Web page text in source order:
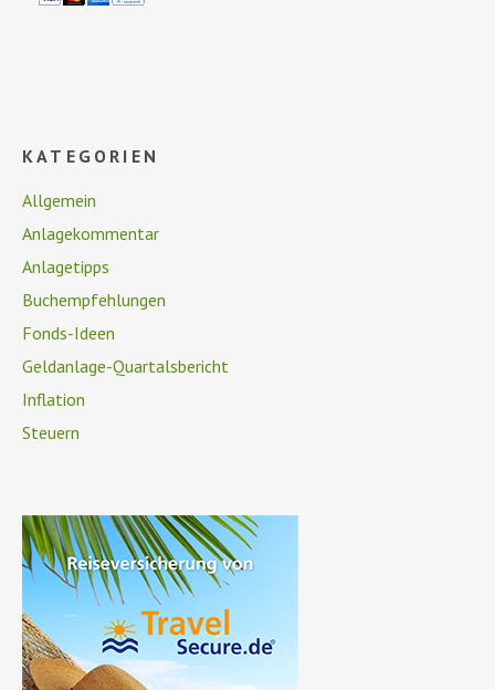
KATEGORIEN
Allgemein
Anlagekommentar
Anlagetipps
Buchempfehlungen
Fonds-Ideen
Geldanlage-Quartalsbericht
Inflation
Steuern